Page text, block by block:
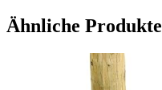
Ähnliche Produkte